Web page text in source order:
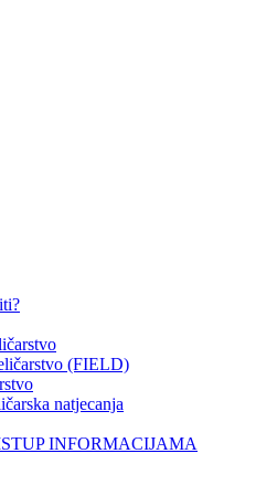
(FIELD)
natjecanja
INFORMACIJAMA